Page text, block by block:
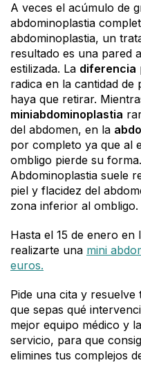
A veces el acúmulo de
abdominoplastia
abdominoplastia, un
resultado es una pared
estilizada. La diferencia
radica en la cantidad de
haya que retirar.
miniabdominoplastia
del abdomen, en la
por completo ya que al
ombligo pierde su
Abdominoplastia suele
piel y flacidez del
zona inferior al ombligo.
Hasta el 15 de enero en
realizarte una mini
euros.
Pide una cita y resuelve
que sepas qué
mejor equipo médico y
servicio, para que
elimines tus complejos